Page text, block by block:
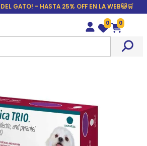
GATO! - HASTA 25% OFF EN LA WEB🐱🛒
Wishlist
0
Carrito
0